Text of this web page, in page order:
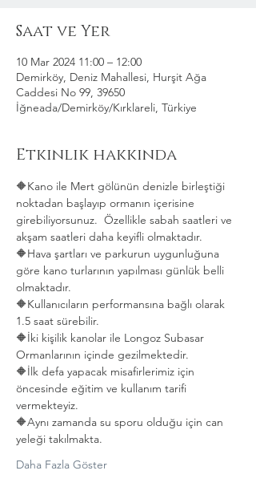
Saat ve Yer
10 Mar 2024 11:00 – 12:00
Demirköy, Deniz Mahallesi, Hurşit Ağa
Caddesi No 99, 39650
İğneada/Demirköy/Kırklareli, Türkiye
Etkinlik hakkında
🔶️Kano ile Mert gölünün denizle birleştiği
noktadan başlayıp ormanın içerisine
girebiliyorsunuz.  Özellikle sabah saatleri ve
akşam saatleri daha keyifli olmaktadır.
🔶️Hava şartları ve parkurun uygunluğuna
göre kano turlarının yapılması günlük belli
olmaktadır.
🔶️Kullanıcıların performansına bağlı olarak
1.5 saat sürebilir.
🔶️İki kişilik kanolar ile Longoz Subasar
Ormanlarının içinde gezilmektedir.
🔶️İlk defa yapacak misafirlerimiz için
öncesinde eğitim ve kullanım tarifi
vermekteyiz.
🔶️Aynı zamanda su sporu olduğu için can
yeleği takılmakta.
Daha Fazla Göster